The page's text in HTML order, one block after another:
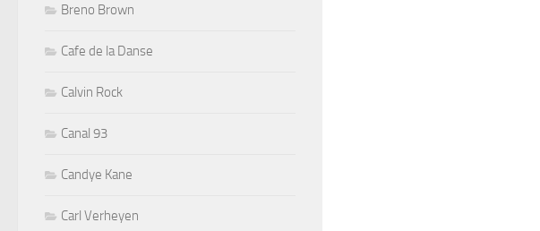
Breno Brown
Cafe de la Danse
Calvin Rock
Canal 93
Candye Kane
Carl Verheyen